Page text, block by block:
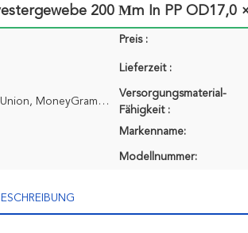
200 Μm In PP OD17,0
Preis :
Lieferzeit :
T/T, L/C, Western Union, MoneyGram, PayPle
Versorgungsmaterial-
Fähigkeit :
Markenname:
Modellnummer: